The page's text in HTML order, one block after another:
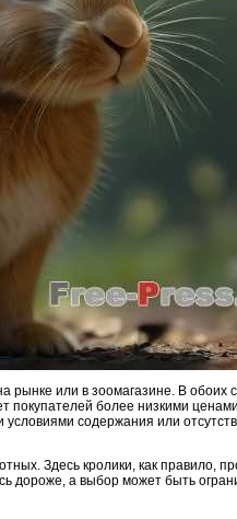
рынке или в зоомагазине. В обоих
покупателей более низкими
содержания или
Здесь кролики, как правило,
дороже, а выбор может быть